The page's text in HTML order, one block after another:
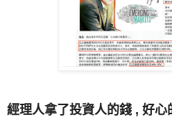
經理人拿了投資人的錢 , 好心